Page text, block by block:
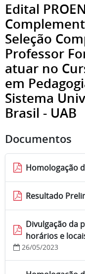
Edital
Seleção
Professor
atuar no
em
Sistema
Brasil - UAB
Documentos
Homologação
Resultado
Divulgação da
horários e
26/05/2023